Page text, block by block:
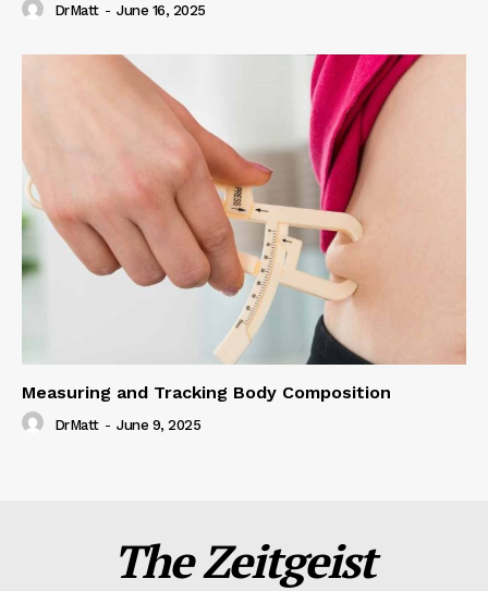
DrMatt - June 16, 2025
Measuring and Tracking Body Composition
DrMatt - June 9, 2025
The Zeitgeist